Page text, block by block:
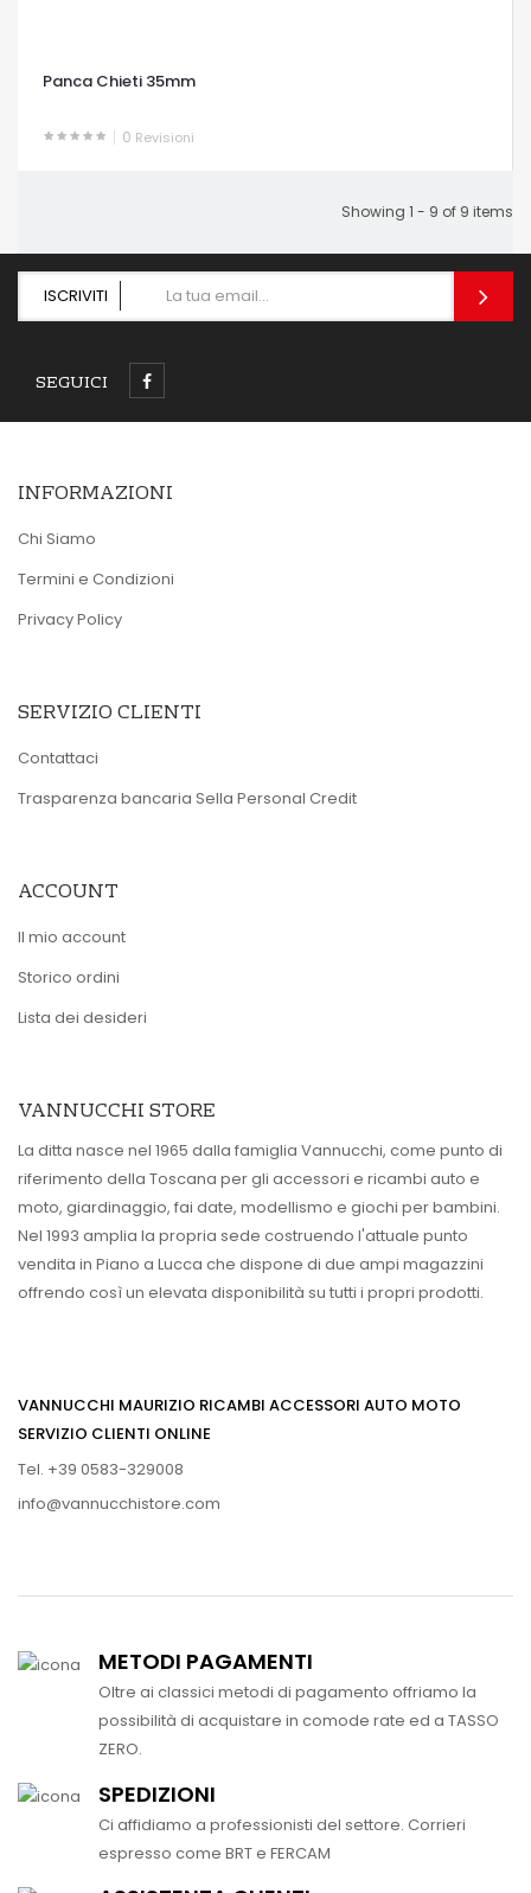
Panca Chieti 35mm
0 Revisioni
OCCHIATA VELOCE
Showing 1 - 9 of 9 items
ISCRIVITI
SEGUICI
INFORMAZIONI
Chi Siamo
Termini e Condizioni
Privacy Policy
SERVIZIO CLIENTI
Contattaci
Trasparenza bancaria Sella Personal Credit
ACCOUNT
Il mio account
Storico ordini
Lista dei desideri
VANNUCCHI STORE
La ditta nasce nel 1965 dalla famiglia Vannucchi, come punto di
riferimento della Toscana per gli accessori e ricambi auto e
moto, giardinaggio, fai date, modellismo e giochi per bambini.
Nel 1993 amplia la propria sede costruendo l'attuale punto
vendita in Piano a Lucca che dispone di due ampi magazzini
offrendo così un elevata disponibilità su tutti i propri prodotti.
VANNUCCHI MAURIZIO RICAMBI ACCESSORI AUTO MOTO
SERVIZIO CLIENTI ONLINE
Tel. +39 0583-329008
info@vannucchistore.com
METODI PAGAMENTI
Oltre ai classici metodi di pagamento offriamo la
possibilità di acquistare in comode rate ed a TASSO
ZERO.
SPEDIZIONI
Ci affidiamo a professionisti del settore. Corrieri
espresso come BRT e FERCAM